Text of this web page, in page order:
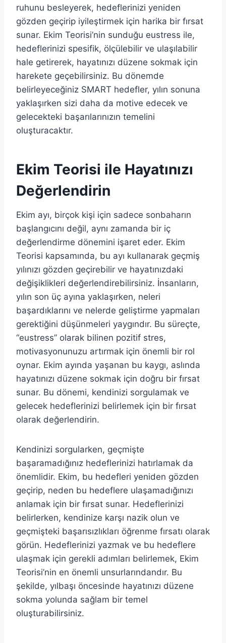
ruhunu besleyerek, hedeflerinizi yeniden
gözden geçirip iyileştirmek için harika bir fırsat
sunar. Ekim Teorisi’nin sunduğu eustress ile,
hedeflerinizi spesifik, ölçülebilir ve ulaşılabilir
hale getirerek, hayatınızı düzene sokmak için
harekete geçebilirsiniz. Bu dönemde
belirleyeceğiniz SMART hedefler, yılın sonuna
yaklaşırken sizi daha da motive edecek ve
gelecekteki başarılarınızın temelini
oluşturacaktır.
Ekim Teorisi ile Hayatınızı
Değerlendirin
Ekim ayı, birçok kişi için sadece sonbaharın
başlangıcını değil, aynı zamanda bir iç
değerlendirme dönemini işaret eder. Ekim
Teorisi kapsamında, bu ayı kullanarak geçmiş
yılınızı gözden geçirebilir ve hayatınızdaki
değişiklikleri değerlendirebilirsiniz. İnsanların,
yılın son üç ayına yaklaşırken, neleri
başardıklarını ve nelerde geliştirme yapmaları
gerektiğini düşünmeleri yaygındır. Bu süreçte,
“eustress” olarak bilinen pozitif stres,
motivasyonunuzu artırmak için önemli bir rol
oynar. Ekim ayında yaşanan bu kaygı, aslında
hayatınızı düzene sokmak için doğru bir fırsat
sunar. Bu dönemi, kendinizi sorgulamak ve
gelecek hedeflerinizi belirlemek için bir fırsat
olarak değerlendirin.
Kendinizi sorgularken, geçmişte
başaramadığınız hedeflerinizi hatırlamak da
önemlidir. Ekim, bu hedefleri yeniden gözden
geçirip, neden bu hedeflere ulaşamadığınızı
anlamak için bir fırsat sunar. Hedeflerinizi
belirlerken, kendinize karşı nazik olun ve
geçmişteki başarısızlıkları öğrenme fırsatı olarak
görün. Hedeflerinizi yazmak ve bu hedeflere
ulaşmak için gerekli adımları belirlemek, Ekim
Teorisi’nin en önemli unsurlarındandır. Bu
şekilde, yılbaşı öncesinde hayatınızı düzene
sokma yolunda sağlam bir temel
oluşturabilirsiniz.